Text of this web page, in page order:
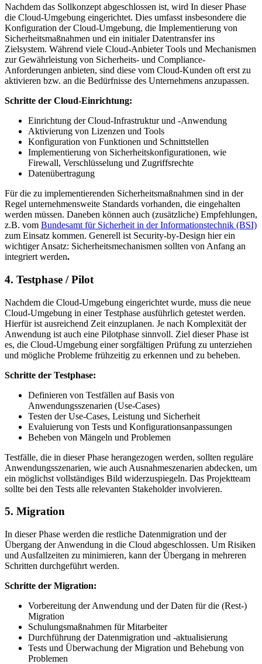
Nachdem das Sollkonzept abgeschlossen ist, wird In dieser Phase
die Cloud-Umgebung eingerichtet. Dies umfasst insbesondere die
Konfiguration der Cloud-Umgebung, die Implementierung von
Sicherheitsmaßnahmen und ein initialer Datentransfer ins
Zielsystem. Während viele Cloud-Anbieter Tools und Mechanismen
zur Gewährleistung von Sicherheits- und Compliance-
Anforderungen anbieten, sind diese vom Cloud-Kunden oft erst zu
aktivieren bzw. an die Bedürfnisse des Unternehmens anzupassen.
Schritte der Cloud-Einrichtung:
Einrichtung der Cloud-Infrastruktur und -Anwendung
Aktivierung von Lizenzen und Tools
Konfiguration von Funktionen und Schnittstellen
Implementierung von Sicherheitskonfigurationen, wie
Firewall, Verschlüsselung und Zugriffsrechte
Datenübertragung
Für die zu implementierenden Sicherheitsmaßnahmen sind in der
Regel unternehmensweite Standards vorhanden, die eingehalten
werden müssen. Daneben können auch (zusätzliche) Empfehlungen,
z.B. vom Bundesamt für Sicherheit in der Informationstechnik (BSI)
zum Einsatz kommen. Generell ist Security-by-Design hier ein
wichtiger Ansatz: Sicherheitsmechanismen sollten von Anfang an
integriert werden.
4. Testphase / Pilot
Nachdem die Cloud-Umgebung eingerichtet wurde, muss die neue
Cloud-Umgebung in einer Testphase ausführlich getestet werden.
Hierfür ist ausreichend Zeit einzuplanen. Je nach Komplexität der
Anwendung ist auch eine Pilotphase sinnvoll. Ziel dieser Phase ist
es, die Cloud-Umgebung einer sorgfältigen Prüfung zu unterziehen
und mögliche Probleme frühzeitig zu erkennen und zu beheben.
Schritte der Testphase:
Definieren von Testfällen auf Basis von
Anwendungsszenarien (Use-Cases)
Testen der Use-Cases, Leistung und Sicherheit
Evaluierung von Tests und Konfigurationsanpassungen
Beheben von Mängeln und Problemen
Testfälle, die in dieser Phase herangezogen werden, sollten reguläre
Anwendungsszenarien, wie auch Ausnahmeszenarien abdecken, um
ein möglichst vollständiges Bild widerzuspiegeln. Das Projektteam
sollte bei den Tests alle relevanten Stakeholder involvieren.
5. Migration
In dieser Phase werden die restliche Datenmigration und der
Übergang der Anwendung in die Cloud abgeschlossen. Um Risiken
und Ausfallzeiten zu minimieren, kann der Übergang in mehreren
Schritten durchgeführt werden.
Schritte der Migration:
Vorbereitung der Anwendung und der Daten für die (Rest-)
Migration
Schulungsmaßnahmen für Mitarbeiter
Durchführung der Datenmigration und -aktualisierung
Tests und Überwachung der Migration und Behebung von
Problemen